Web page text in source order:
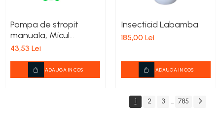
Pompa de stropit
manuala, Micul
Fermier 5L
43,53 Lei
ADAUGA IN COS
Insecticid Labamba
185,00 Lei
ADAUGA IN COS
1 2 3 ... 785